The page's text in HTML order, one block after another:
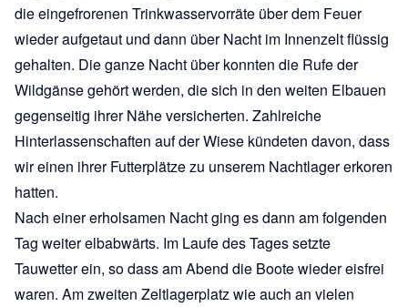
die eingefrorenen Trinkwasservorräte über dem Feuer
wieder aufgetaut und dann über Nacht im Innenzelt flüssig
gehalten. Die ganze Nacht über konnten die Rufe der
Wildgänse gehört werden, die sich in den weiten Elbauen
gegenseitig ihrer Nähe versicherten. Zahlreiche
Hinterlassenschaften auf der Wiese kündeten davon, dass
wir einen ihrer Futterplätze zu unserem Nachtlager erkoren
hatten.
Nach einer erholsamen Nacht ging es dann am folgenden
Tag weiter elbabwärts. Im Laufe des Tages setzte
Tauwetter ein, so dass am Abend die Boote wieder eisfrei
waren. Am zweiten Zeltlagerplatz wie auch an vielen